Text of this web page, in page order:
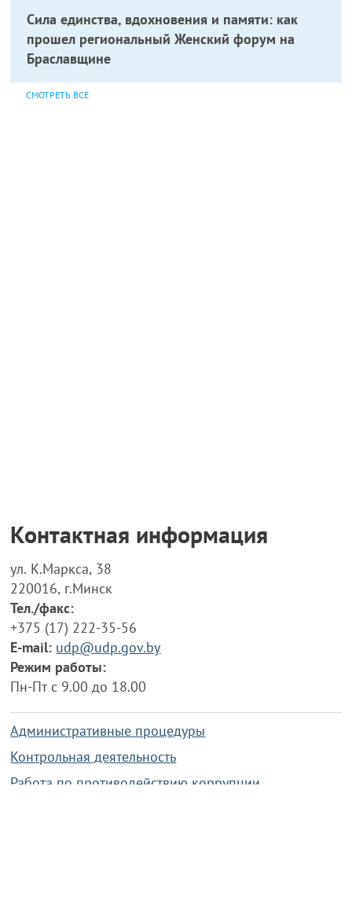
Сила единства, вдохновения и памяти: как
прошел региональный Женский форум на
Браславщине
СМОТРЕТЬ ВСЕ
Контактная информация
ул. К.Маркса, 38
220016, г.Минск
Тел./факс:
+375 (17) 222-35-56
E-mail: udp@udp.gov.by
Режим работы:
Пн-Пт с 9.00 до 18.00
Административные процедуры
Контрольная деятельность
Работа по противодействию коррупции